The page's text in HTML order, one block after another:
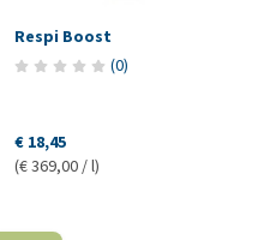
Respi Boost
(0)
€ 18,45
(€ 369,00 / l)